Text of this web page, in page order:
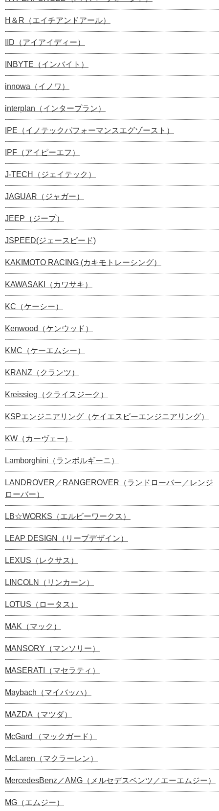
H＆R（エイチアンドアール）
IID（アイアイディー）
INBYTE（インバイト）
innowa（イノワ）
interplan（インタープラン）
IPE（イノテックパフォーマンスエグゾースト）
IPF（アイピーエフ）
J-TECH（ジェイテック）
JAGUAR（ジャガー）
JEEP（ジープ）
JSPEED(ジェースピード)
KAKIMOTO RACING (カキモトレーシング）
KAWASAKI（カワサキ）
KC（ケーシー）
Kenwood（ケンウッド）
KMC（ケーエムシー）
KRANZ（クランツ）
Kreissieg（クライスジーク）
KSPエンジニアリング（ケイエスピーエンジニアリング）
KW（カーヴェー）
Lamborghini（ランボルギーニ）
LANDROVER／RANGEROVER（ランドローバー／レンジ
ローバー）
LB☆WORKS（エルビーワークス）
LEAP DESIGN（リープデザイン）
LEXUS（レクサス）
LINCOLN（リンカーン）
LOTUS（ロータス）
MAK（マック）
MANSORY（マンソリー）
MASERATI（マセラティ）
Maybach（マイバッハ）
MAZDA（マツダ）
McGard （マックガード）
McLaren（マクラーレン）
MercedesBenz／AMG（メルセデスベンツ／エーエムジー）
MG（エムジー）